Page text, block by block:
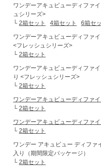
ワンデーアキュビューディファ
ュシリーズ>
└ 2箱セット 4箱セット 6箱セ
ワンデーアキュビューディファ
<フレッシュシリーズ>
└ 2箱セット
ワンデーアキュビューディファ
り <フレッシュシリーズ>
└ 2箱セット
ワンデーアキュビューディファ
└ 2箱セット
ワンデーアキュビューディファ
└ 2箱セット
ワンデー アキュビュー ディファ
入り（期間限定パッケージ）
└ 2箱セット